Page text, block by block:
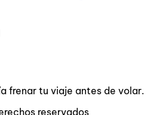
frenar tu viaje antes de volar.
reservados